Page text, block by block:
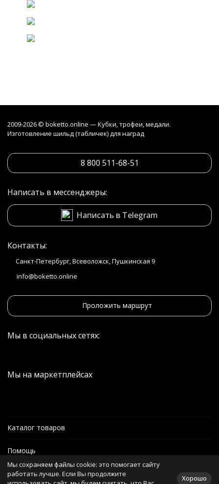
2009-2026 © boketto.online — Кубки, трофеи, медали.
Изготовление шильд (табличек) для наград
8 800 511-68-51
Написать в мессенджеры:
Написать в Telegram
Контакты:
Санкт-Петербург, Всеволожск, Пушкинская 9
info@boketto.online
Проложить маршрут
Мы в социальных сетях:
Мы на маркетплейсах
Каталог товаров
Помощь
Информация
Мы сохраняем файлы cookie: это помогает сайту
работать лучше. Если Вы продолжите
Хорошо